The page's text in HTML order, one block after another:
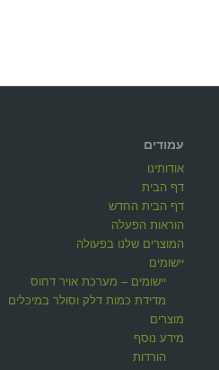
עמודים
אודותינו
דף הבית
דף הבית החדש
הוראות הפעלה
המוצרים שלנו בפעולה
יישומים
יישומים – מערכת אויר דחוס
מדידת כמות דלק וסולר במיכלים
מוצרים
מידע נוסף
הורדות